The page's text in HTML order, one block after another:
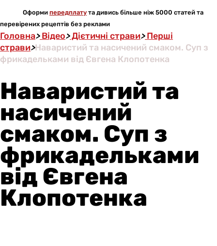
Оформи передплату та дивись більше ніж 5000 статей та
перевірених рецептів без реклами
Головна>Відео>Дієтичні страви>Перші
страви>Наваристий та насичений смаком. Суп з
фрикадельками від Євгена Клопотенка
Наваристий та
насичений
смаком. Суп з
фрикадельками
від Євгена
Клопотенка